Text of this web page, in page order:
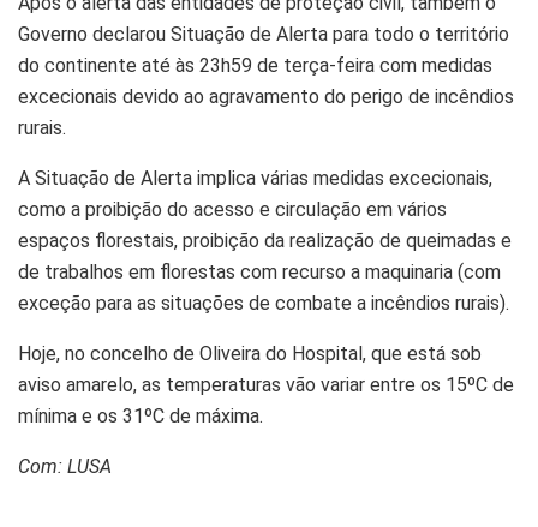
Governo declarou Situação de Alerta para todo o território
do continente até às 23h59 de terça-feira com medidas
excecionais devido ao agravamento do perigo de incêndios
rurais.
A Situação de Alerta implica várias medidas excecionais,
como a proibição do acesso e circulação em vários
espaços florestais, proibição da realização de queimadas e
de trabalhos em florestas com recurso a maquinaria (com
exceção para as situações de combate a incêndios rurais).
Hoje, no concelho de Oliveira do Hospital, que está sob
aviso amarelo, as temperaturas vão variar entre os 15ºC de
mínima e os 31ºC de máxima.
Com: LUSA